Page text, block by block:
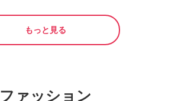
もっと見る
ファッション